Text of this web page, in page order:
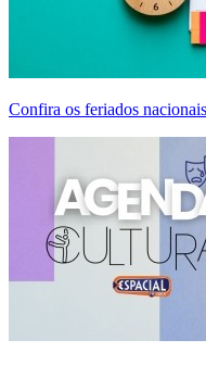
Confira os feriados